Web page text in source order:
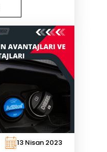
13 Nisan 2023